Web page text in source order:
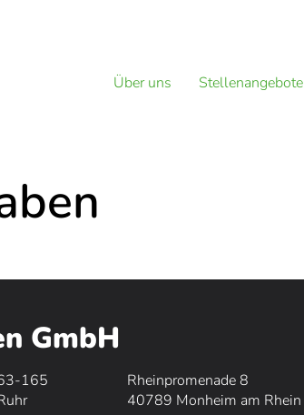
Über uns Stellenangebote
GmbH
165
Rheinpromenade 8
40789 Monheim am Rhein